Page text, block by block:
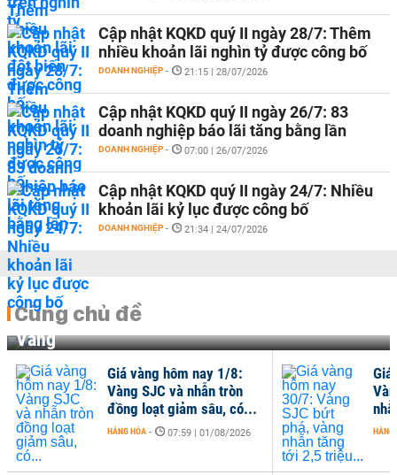
Cập nhật KQKD quý II ngày 28/7: Thêm
nhiều khoản lãi nghìn tỷ được công bố
DOANH NGHIỆP - 21:15 | 28/07/2026
Cập nhật KQKD quý II ngày 26/7: 83
doanh nghiệp báo lãi tăng bằng lần
DOANH NGHIỆP - 07:00 | 26/07/2026
Cập nhật KQKD quý II ngày 24/7: Nhiều
khoản lãi kỷ lục được công bố
DOANH NGHIỆP - 21:34 | 24/07/2026
Cùng chủ đề
Vàng
Giá vàng hôm nay 1/8:
Vàng SJC và nhẫn tròn
đồng loạt giảm sâu, có...
HÀNG HÓA - 07:59 | 01/08/2026 HÀNG